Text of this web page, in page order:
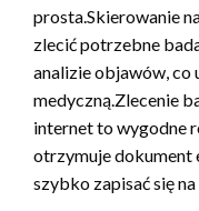
prosta.Skierowanie
zlecić potrzebne
analizie objawów, co
medyczną.Zlecenie
internet to wygodne
otrzymuje dokument
szybko zapisać się na